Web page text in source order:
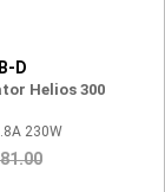
D
Helios 300
230W